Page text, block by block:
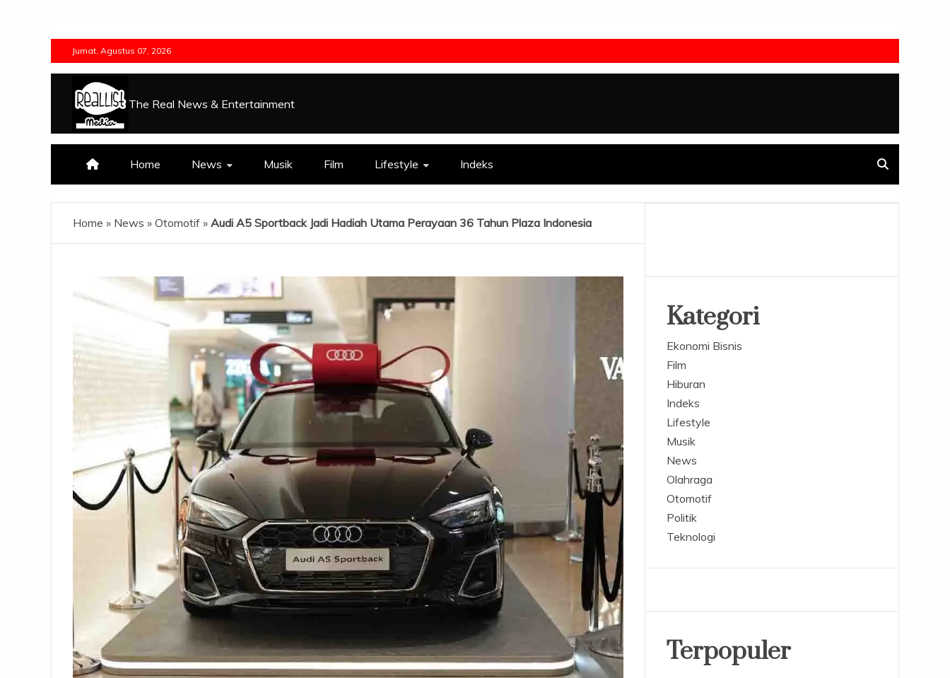
Jumat, Agustus 07, 2026
The Real News & Entertainment
Home News Musik Film Lifestyle Indeks
Home » News » Otomotif » Audi A5 Sportback Jadi Hadiah Utama Perayaan 36 Tahun Plaza Indonesia
Kategori
Ekonomi Bisnis
Film
Hiburan
Indeks
Lifestyle
Musik
News
Olahraga
Otomotif
Politik
Teknologi
Terpopuler